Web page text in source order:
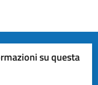
su questa